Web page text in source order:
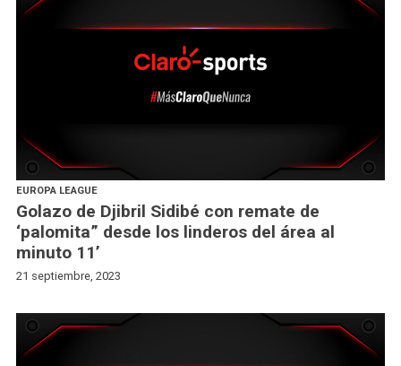
EUROPA LEAGUE
Golazo de Djibril Sidibé con remate de
‘palomita” desde los linderos del área al
minuto 11’
21 septiembre, 2023